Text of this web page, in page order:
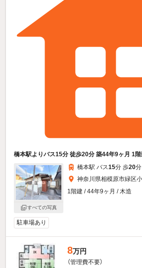
橋本駅よりバス15分 徒歩20分 築44年9ヶ月 1
すべての写真
橋本駅 バス15分 歩20分
神奈川県相模原市緑区
1階建 / 44年9ヶ月 / 木造
駐車場あり
8万円
（管理費不要）